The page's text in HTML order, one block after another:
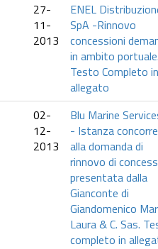
27-
11-
2013
ENEL
SpA -Rinnovo
concessioni
in ambito
Testo Completo in
allegato
02-
12-
2013
Blu Marine
- Istanza
alla domanda di
rinnovo di
presentata dalla
Gianconte di
Giandomenico
Laura & C. Sas.
completo in